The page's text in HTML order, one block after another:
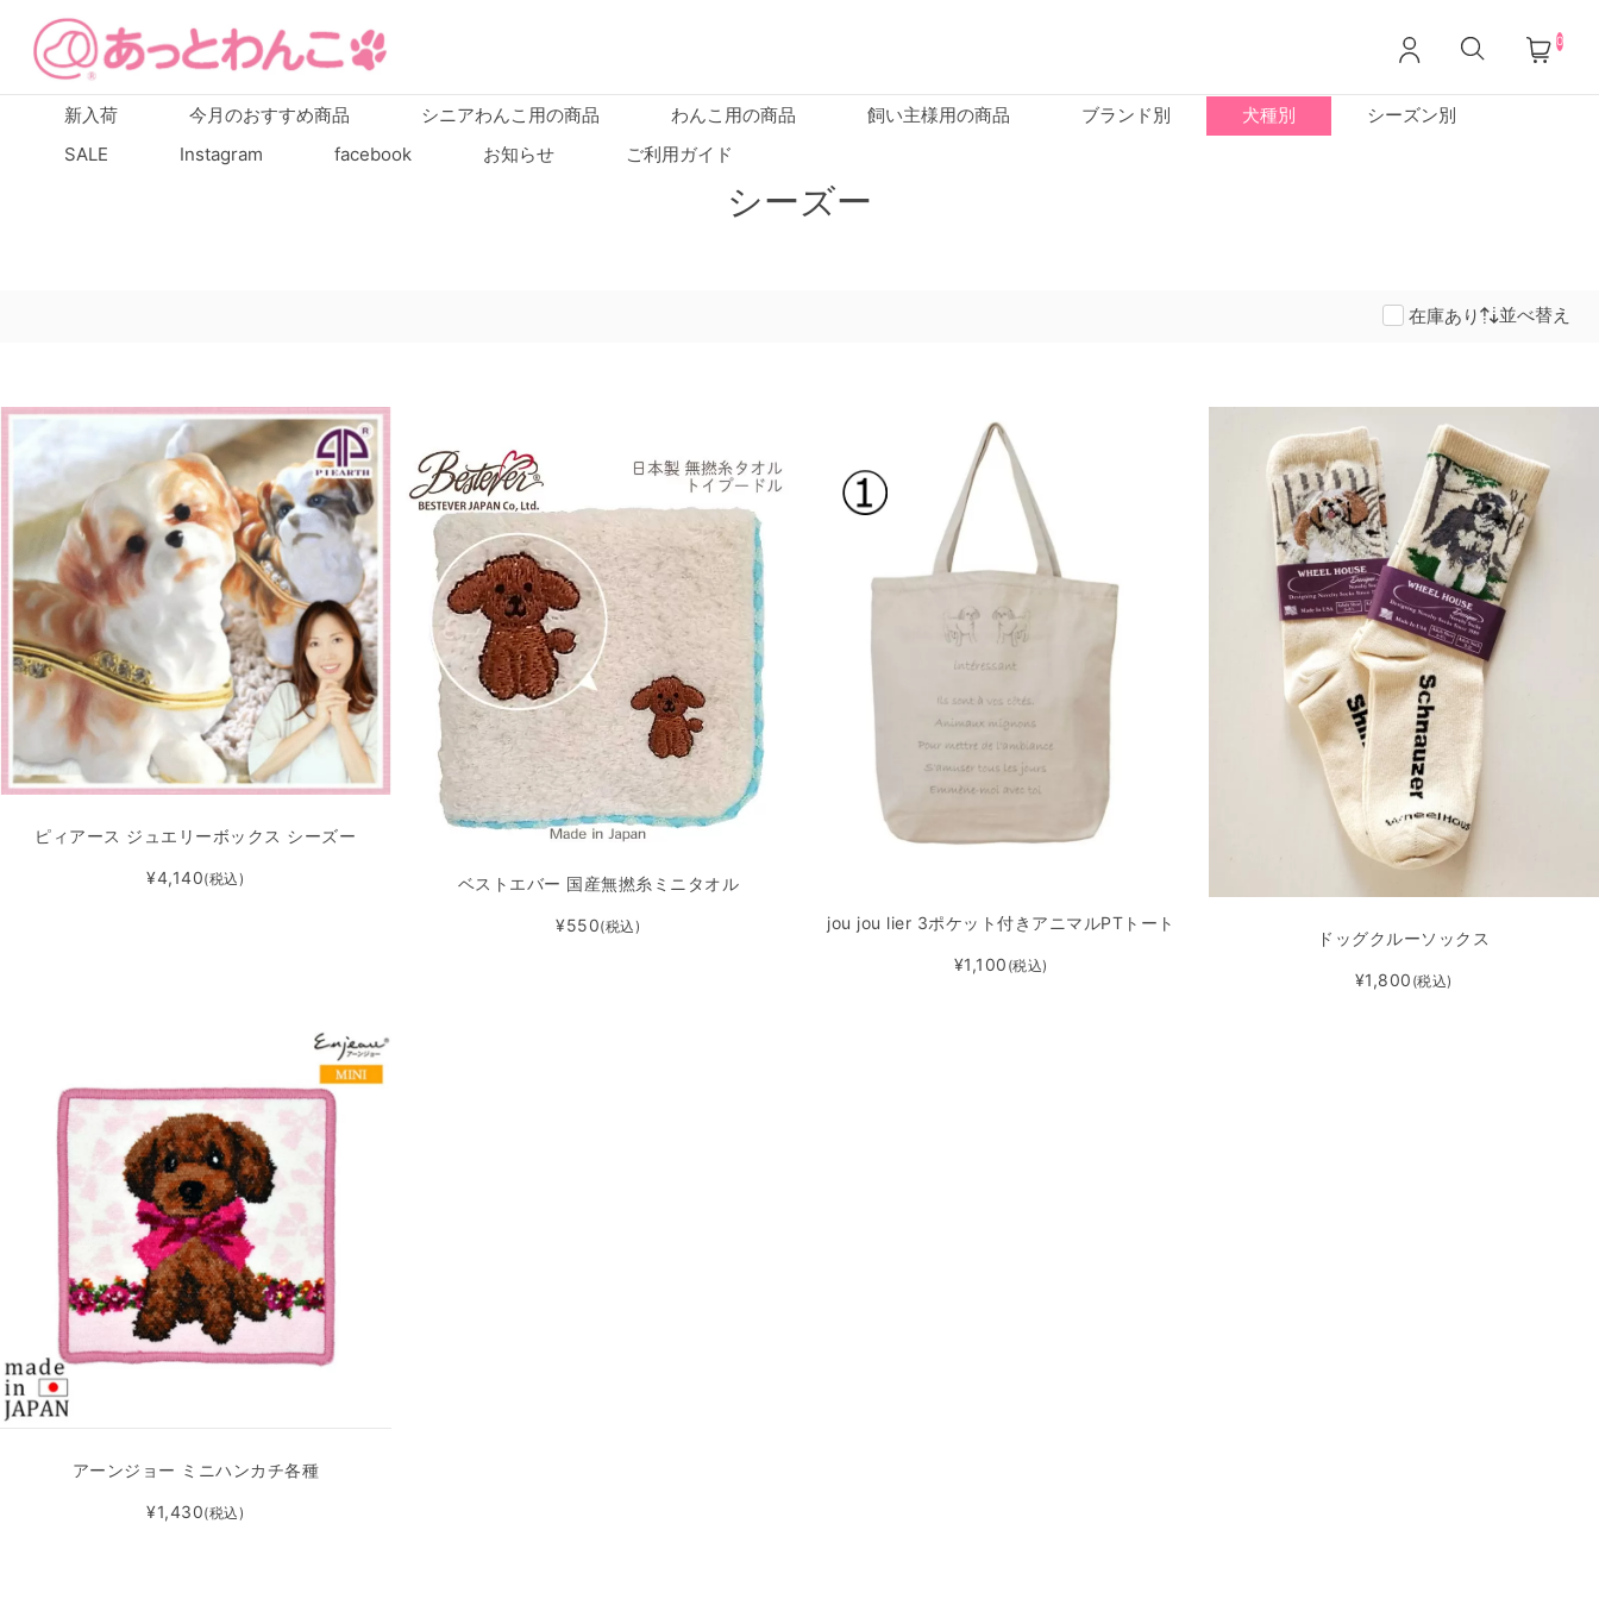
0
新入荷 今月のおすすめ商品 シニアわんこ用の商品 わんこ用の商品 飼い主様用の商品 ブランド別 犬種別
シーズン別
SALE
Instagram facebook お知らせ ご利用ガイド
シーズー
並べ替え
在庫あり
ピィアース ジュエリーボックス シーズー
¥4,140(税込) ベストエバー 国産無撚糸ミニタオル
¥550(税込) jou jou lier 3ポケット付きアニマルPTトート
¥1,100 (税込)
ドッグクルーソックス
¥1,800 (税込)
アーンジョー ミニハンカチ各種
¥1,430(税込)